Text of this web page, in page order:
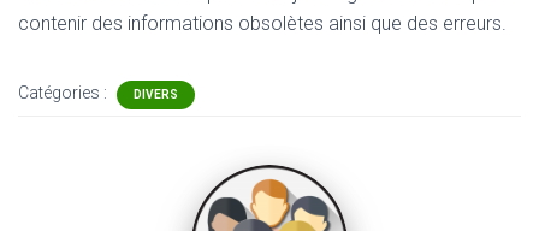
contenir des informations obsolètes ainsi que des erreurs.
Catégories : DIVERS